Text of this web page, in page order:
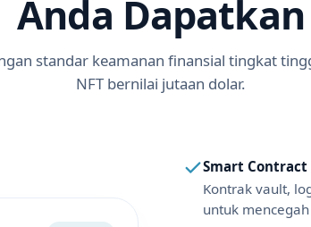
Anda Dapatkan
standar keamanan finansial tingkat
NFT bernilai jutaan dolar.
Smart Contract
Kontrak vault,
untuk